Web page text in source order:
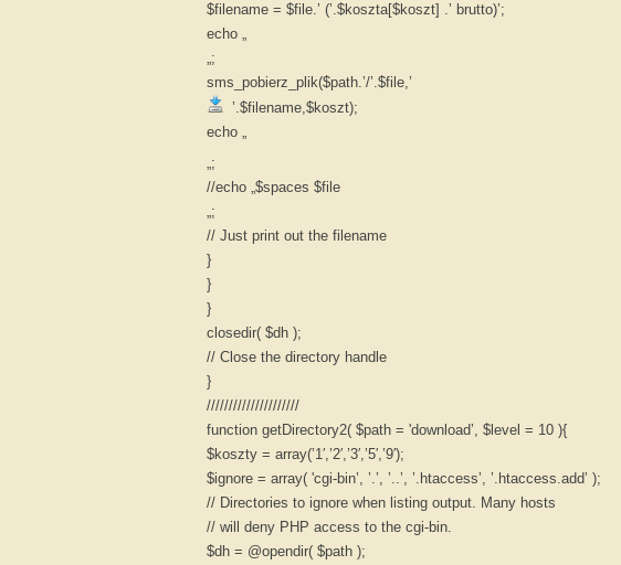
$filename = $file.’ (’.$koszta[$koszt] .’ brutto)’;
echo „
„;
sms_pobierz_plik($path.’/’.$file,’
’.$filename,$koszt);
echo „
„;
//echo „$spaces $file
„;
// Just print out the filename
}
}
}
closedir( $dh );
// Close the directory handle
}
/////////////////////
function getDirectory2( $path = 'download’, $level = 10 ){
$koszty = array(’1′,’2′,’3′,’5′,’9′);
$ignore = array( 'cgi-bin’, ’.’, ’..’, ’.htaccess’, ’.htaccess.add’ );
// Directories to ignore when listing output. Many hosts
// will deny PHP access to the cgi-bin.
$dh = @opendir( $path );